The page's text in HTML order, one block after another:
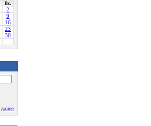
Вс.
2
9
16
23
30
далее